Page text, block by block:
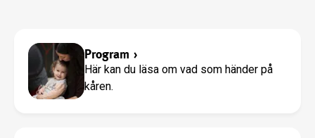
Program ›
Här kan du läsa om vad som händer på
kåren.